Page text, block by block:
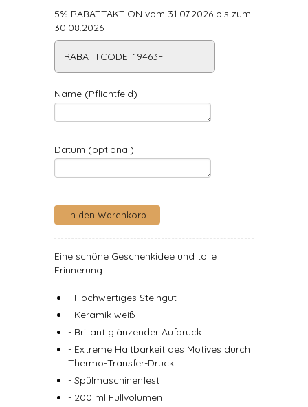
5% RABATTAKTION vom 31.07.2026 bis zum
30.08.2026
RABATTCODE: 19463F
Name (Pflichtfeld)
Datum (optional)
Eine schöne Geschenkidee und tolle
Erinnerung.
- Hochwertiges Steingut
- Keramik weiß
- Brillant glänzender Aufdruck
- Extreme Haltbarkeit des Motives durch
Thermo-Transfer-Druck
- Spülmaschinenfest
- 200 ml Füllvolumen